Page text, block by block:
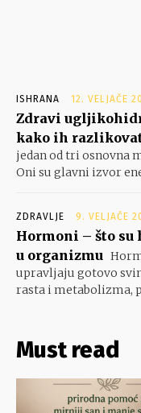
ISHRANA 12. VELJAČE
Zdravi
kako ih
jedan od tri osnovna
Oni su glavni izvor
ZDRAVLJE 9. VELJAČE
Hormoni – što
u organizmu
upravljaju gotovo
rasta i metabolizma,
Must read